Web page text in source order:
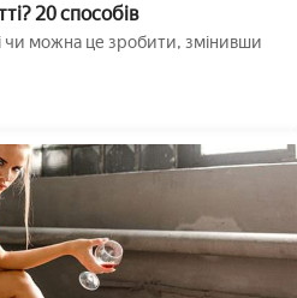
20 способів
чи можна це зробити, змінивши